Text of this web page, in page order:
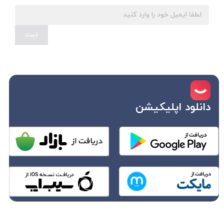
ثبت
دانلود اپلیکیشن